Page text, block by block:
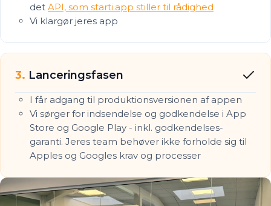
det API, som starti.app stiller til rådighed
Vi klargør jeres app
3. Lanceringsfasen
I får adgang til produktionsversionen af appen
Vi sørger for indsendelse og godkendelse i App
Store og Google Play - inkl. godkendelses-
garanti. Jeres team behøver ikke forholde sig til
Apples og Googles krav og processer